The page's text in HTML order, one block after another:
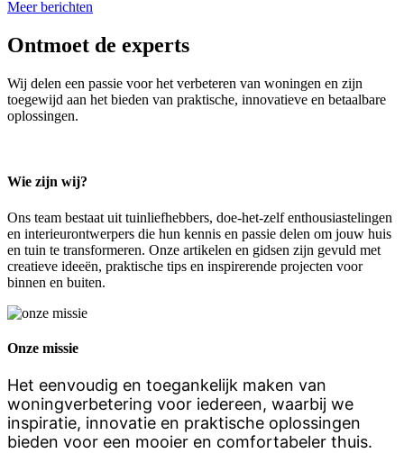
Meer berichten
Ontmoet de experts
Wij delen een passie voor het verbeteren van woningen en zijn
toegewijd aan het bieden van praktische, innovatieve en betaalbare
oplossingen.
Wie zijn wij?
Ons team bestaat uit tuinliefhebbers, doe-het-zelf enthousiastelingen
en interieurontwerpers die hun kennis en passie delen om jouw huis
en tuin te transformeren. Onze artikelen en gidsen zijn gevuld met
creatieve ideeën, praktische tips en inspirerende projecten voor
binnen en buiten.
Onze missie
Het eenvoudig en toegankelijk maken van
woningverbetering voor iedereen, waarbij we
inspiratie, innovatie en praktische oplossingen
bieden voor een mooier en comfortabeler thuis.